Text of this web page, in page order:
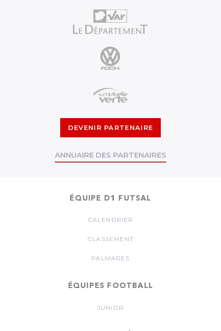
DEVENIR PARTENAIRE
ANNUAIRE DES PARTENAIRES
ÉQUIPE D1 FUTSAL
CALENDRIER
CLASSEMENT
PALMARES
ÉQUIPES FOOTBALL
JUNIOR